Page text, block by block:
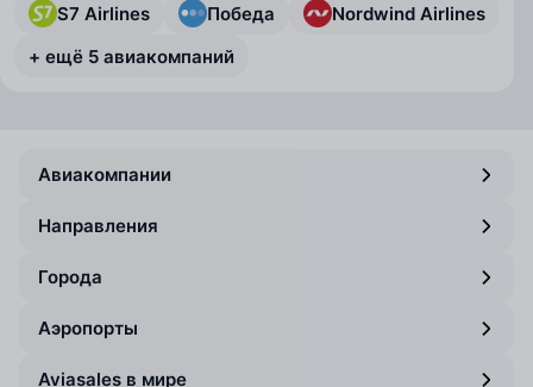
S7 Airlines
Победа
Nordwind Airlines
+ ещё 5 авиакомпаний
Авиакомпании
Направления
Города
Аэропорты
Aviasales в мире